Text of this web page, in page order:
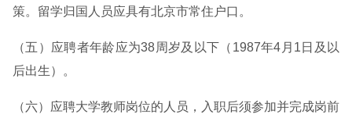
策。留学归国人员应具有北京市常住户口。
（五）应聘者年龄应为38周岁及以下（1987年4月1日及以
后出生）。
（六）应聘大学教师岗位的人员，入职后须参加并完成岗前